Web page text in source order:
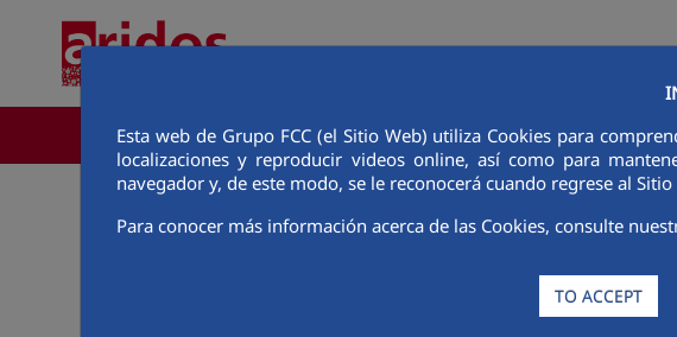
Skip to Main Content
Esta web de Grupo FCC (el Sitio Web) utiliza Cookies para
localizaciones y reproducir videos online, así como para
navegador y, de este modo, se le reconocerá cuando regrese al Sitio
Para conocer más información acerca de las Cookies, consulte
TO ACCEPT
CORPORATE AREA LINES OF